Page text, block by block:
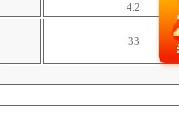
4.2
33